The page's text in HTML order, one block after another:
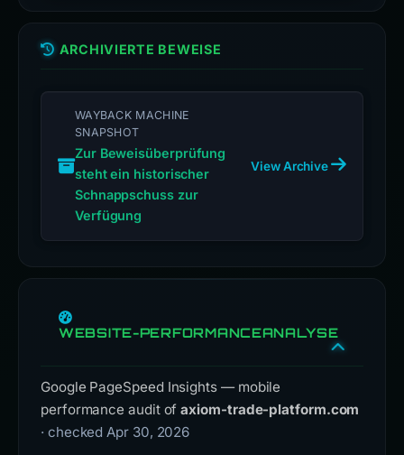
ARCHIVIERTE BEWEISE
WAYBACK MACHINE
SNAPSHOT
Zur Beweisüberprüfung
steht ein historischer
Schnappschuss zur
Verfügung
View Archive
WEBSITE-PERFORMANCEANALYSE
Google PageSpeed Insights — mobile
performance audit ofaxiom-trade-platform.com
· checked Apr 30, 2026